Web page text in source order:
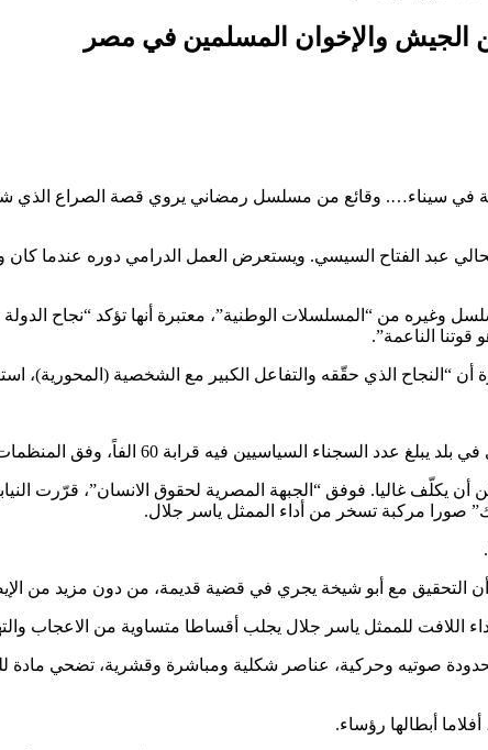
والإخوان المسلمين في مصر
عبد الفتاح السيسي. ويستعرض العمل الدرامي دوره عندما
وغيره من “المسلسلات الوطنية”، معتبرة أنها تؤكد “نجاح
الناعمة”.
أن “النجاح الذي حقّقه والتفاعل الكبير مع الشخصية
60 الفاً، وفق المنظمات الحقوقية الدولية، ولم يعد فيه أي صوت معارض.
صورا مركبة تسخر من أداء الممثل ياسر جلال.
أن التحقيق مع أبو شيخة يجري في قضية قديمة، من دون مزيد من
اللافت للممثل ياسر جلال يجلب أقساطا متساوية من الاعجاب
صوتيه وحركية، عناصر شكلية ومباشرة وقشرية، تضحي مادة
أبطالها رؤساء.